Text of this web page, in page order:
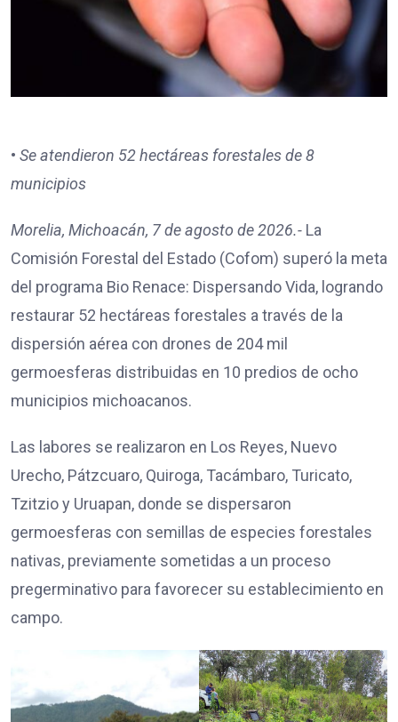
• Se atendieron 52 hectáreas forestales de 8
municipios
Morelia, Michoacán, 7 de agosto de 2026.- La
Comisión Forestal del Estado (Cofom) superó la meta
del programa Bio Renace: Dispersando Vida, logrando
restaurar 52 hectáreas forestales a través de la
dispersión aérea con drones de 204 mil
germoesferas distribuidas en 10 predios de ocho
municipios michoacanos.
Las labores se realizaron en Los Reyes, Nuevo
Urecho, Pátzcuaro, Quiroga, Tacámbaro, Turicato,
Tzitzio y Uruapan, donde se dispersaron
germoesferas con semillas de especies forestales
nativas, previamente sometidas a un proceso
pregerminativo para favorecer su establecimiento en
campo.